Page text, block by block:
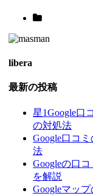
libera
最新の投稿
星1Google口
の対処法
Google口コ
法
Googleの口
を解説
Googleマッ